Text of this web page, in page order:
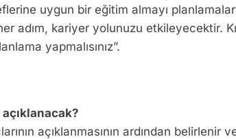
uygun bir eğitim almayı
adım, kariyer yolunuzu etkileyecektir.
yapmalısınız”.
açıklanmasının ardından belirlenir